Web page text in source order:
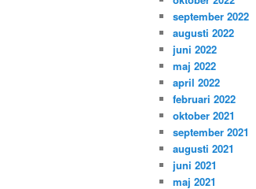
september 2022
augusti 2022
juni 2022
maj 2022
april 2022
februari 2022
oktober 2021
september 2021
augusti 2021
juni 2021
maj 2021